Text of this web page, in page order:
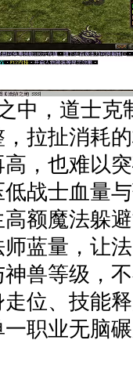
道士克制
拉扯消耗
，也难以
战士血量
额魔法躲
蓝量，让
兽等级，
位、技能
职业无脑